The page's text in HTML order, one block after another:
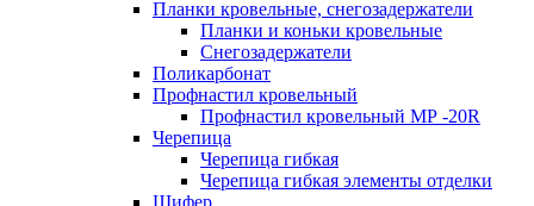
Планки кровельные, снегозадержатели
Планки и коньки кровельные
Снегозадержатели
Поликарбонат
Профнастил кровельный
Профнастил кровельный МР -20R
Черепица
Черепица гибкая
Черепица гибкая элементы отделки
Шифер